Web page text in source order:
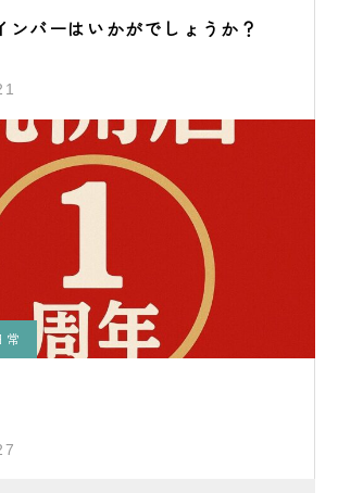
ンバーはいかがでしょうか？
常